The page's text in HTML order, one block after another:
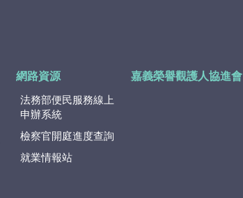
網路資源
法務部便民服務線上
申辦系統
檢察官開庭進度查詢
就業情報站
嘉義榮譽觀護人協進會